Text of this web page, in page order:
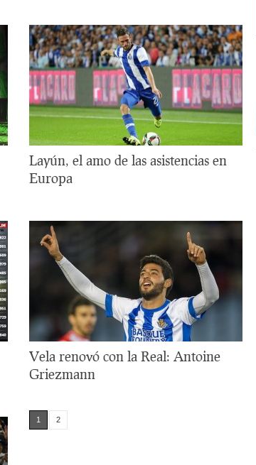
Layún, el amo de las asistencias en
Europa
Vela renovó con la Real: Antoine
Griezmann
1 2